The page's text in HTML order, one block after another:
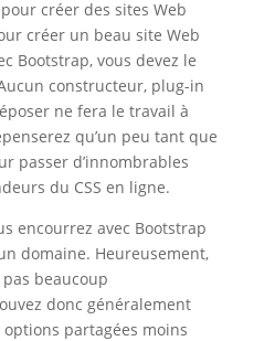
créer des sites Web
créer un beau site Web
Bootstrap, vous devez le
constructeur, plug-in
ne fera le travail à
qu’un peu tant que
passer d’innombrables
du CSS en ligne.
encourrez avec Bootstrap
domaine. Heureusement,
beaucoup
donc généralement
partagées moins